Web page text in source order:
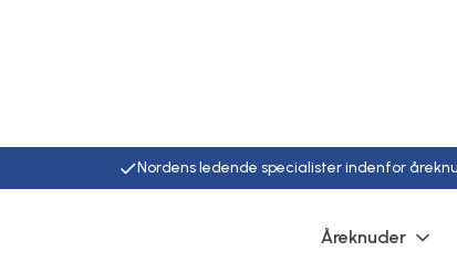
Nordens ledende specialister indenfor
Åreknuder
Klinikker